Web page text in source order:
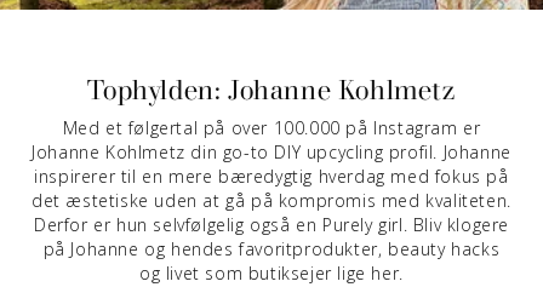
Tophylden: Johanne Kohlmetz
Med et følgertal på over 100.000 på Instagram er
Johanne Kohlmetz din go-to DIY upcycling profil. Johanne
inspirerer til en mere bæredygtig hverdag med fokus på
det æstetiske uden at gå på kompromis med kvaliteten.
Derfor er hun selvfølgelig også en Purely girl. Bliv klogere
på Johanne og hendes favoritprodukter, beauty hacks
og livet som butiksejer lige her.